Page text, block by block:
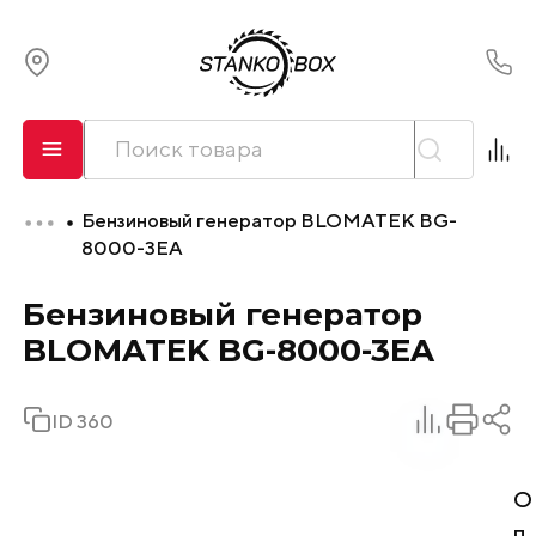
О компании
Сервис
Доставка
Бензиновый генератор BLOMATEK BG-
8000-3EA
Бензиновый генератор
BLOMATEK BG-8000-3EA
ID 360
О